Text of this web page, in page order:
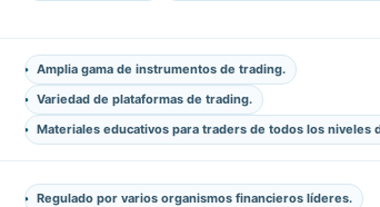
Amplia gama de instrumentos de trading.
Variedad de plataformas de trading.
Materiales educativos para traders de todos los niveles
Regulado por varios organismos financieros líderes.